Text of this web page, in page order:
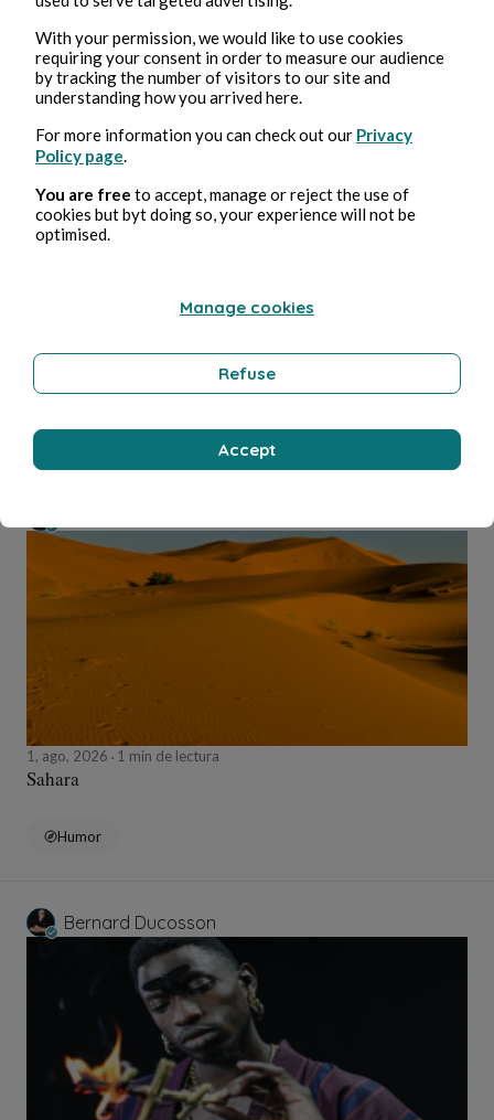
Bernard Ducosson
1, ago, 2026min de lectura
Tecnología
1, ago, 2026 1 min de lectura
Sahara
Humor
Bernard Ducosson
With your permission, we would like to use cookies
requiring your consent in order to measure our audience
by tracking the number of visitors to our site and
understanding how you arrived here.
For more information you can check out our Privacy
Policy page
You are free to accept, manage or reject the use of
cookies but byt doing so, your experience will not be
optimised.
Manage cookies
Refuse
Accept